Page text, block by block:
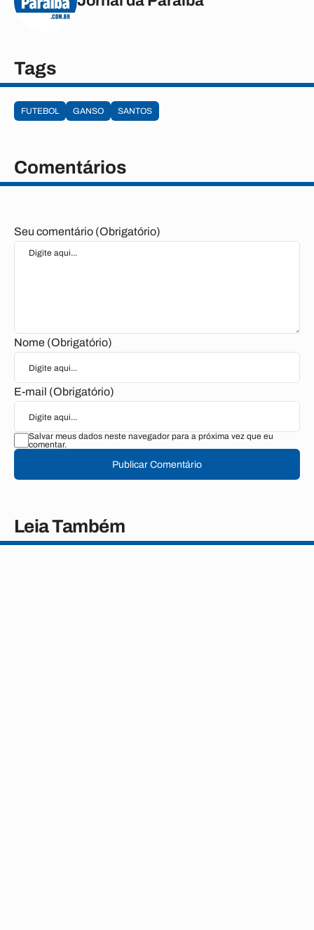
Tags
FUTEBOL GANSO SANTOS
Comentários
Seu comentário (Obrigatório)
Nome (Obrigatório)
E-mail (Obrigatório)
Salvar meus dados neste navegador para a próxima vez que eu
comentar.
Publicar Comentário
Leia Também